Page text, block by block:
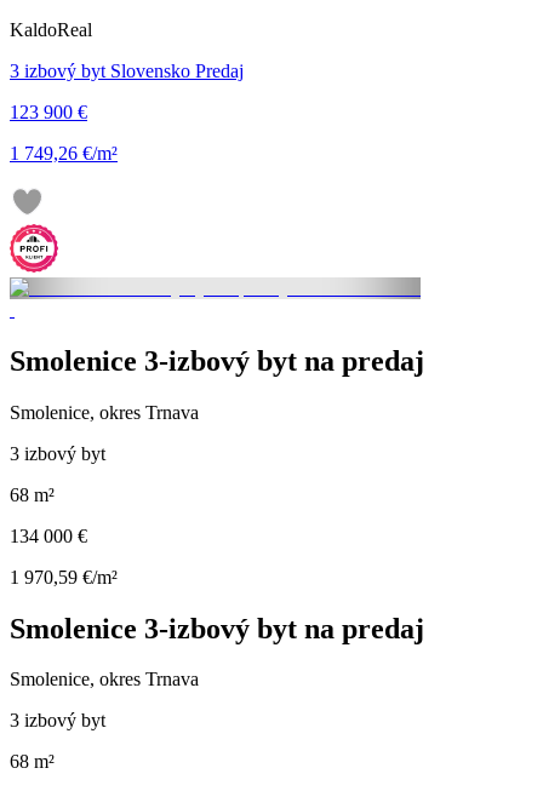
KaldoReal
3 izbový byt Slovensko Predaj
123 900 €
1 749,26 €/m²
Smolenice 3-izbový byt na predaj
Smolenice, okres Trnava
3 izbový byt
68 m²
134 000 €
1 970,59 €/m²
Smolenice 3-izbový byt na predaj
Smolenice, okres Trnava
3 izbový byt
68 m²